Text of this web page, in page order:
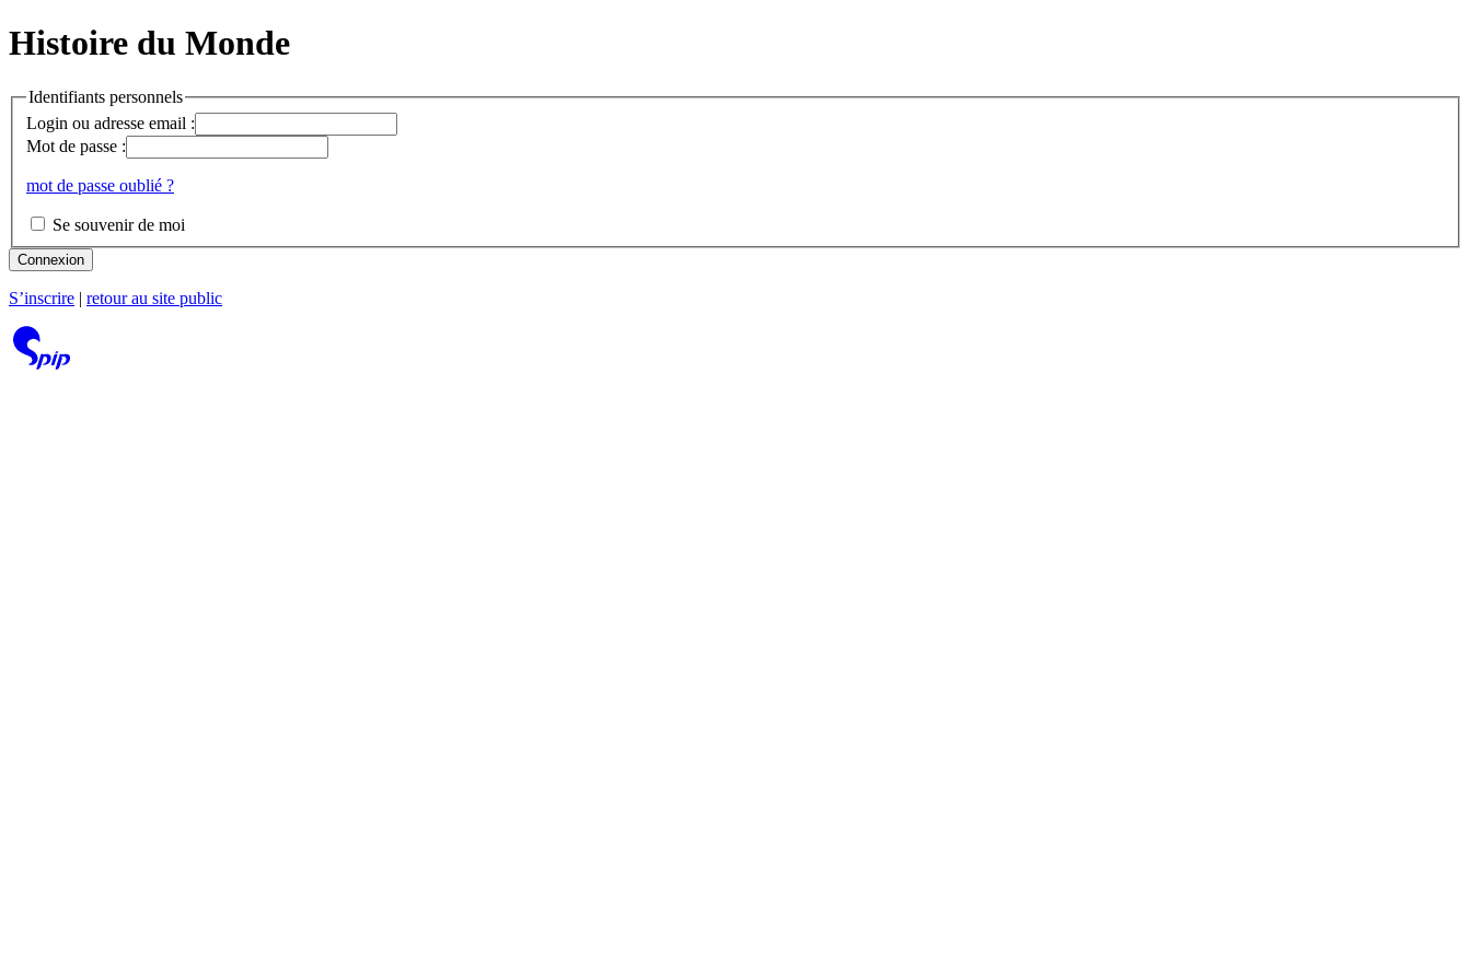
Histoire du Monde
Identifiants personnels
Login ou adresse email :
Mot de passe :
mot de passe oublié ?
Se souvenir de moi
Connexion
S’inscrire retour au site public